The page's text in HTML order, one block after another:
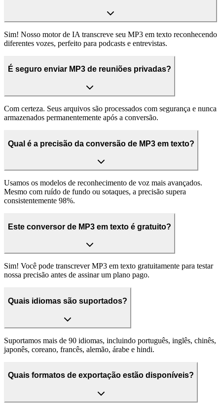
Sim! Nosso motor de IA transcreve seu MP3 em texto reconhecendo
diferentes vozes, perfeito para podcasts e entrevistas.
É seguro enviar MP3 de reuniões privadas?
Com certeza. Seus arquivos são processados com segurança e nunca
armazenados permanentemente após a conversão.
Qual é a precisão da conversão de MP3 em texto?
Usamos os modelos de reconhecimento de voz mais avançados.
Mesmo com ruído de fundo ou sotaques, a precisão supera
consistentemente 98%.
Este conversor de MP3 em texto é gratuito?
Sim! Você pode transcrever MP3 em texto gratuitamente para testar
nossa precisão antes de assinar um plano pago.
Quais idiomas são suportados?
Suportamos mais de 90 idiomas, incluindo português, inglês, chinês,
japonês, coreano, francês, alemão, árabe e hindi.
Quais formatos de exportação estão disponíveis?